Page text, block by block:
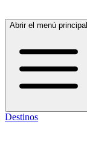
Abrir el menú principal
Destinos